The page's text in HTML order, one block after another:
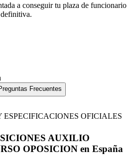
a conseguir tu plaza de funcionario
Frecuentes
ESPECIFICACIONES OFICIALES
AUXILIO
OPOSICION en España